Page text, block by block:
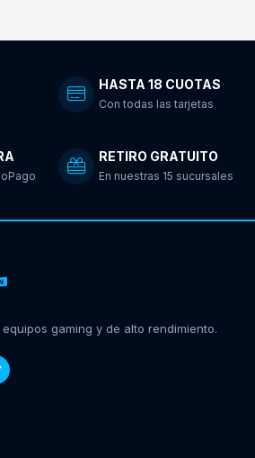
HASTA 18 CUOTAS
Con todas las tarjetas
RETIRO GRATUITO
En nuestras 15 sucursales
gaming y de alto rendimiento.